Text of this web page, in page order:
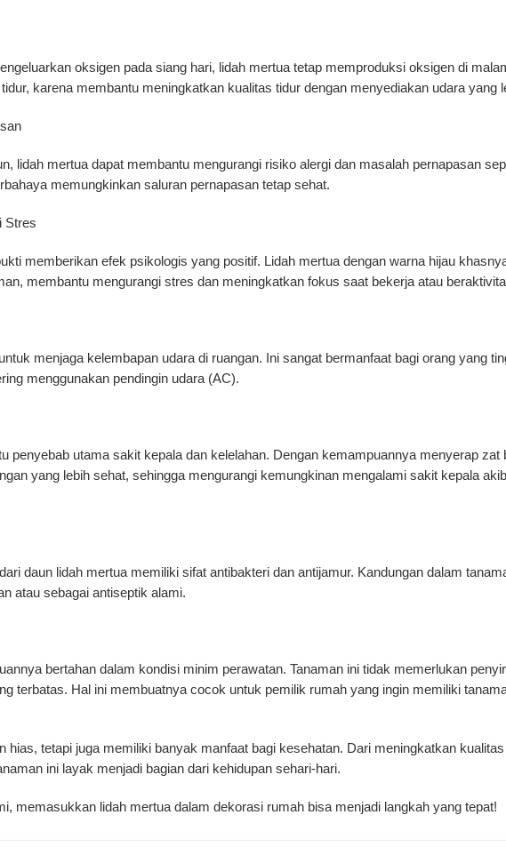
oksigen pada siang hari, lidah mertua tetap memproduksi oksigen di
karena membantu meningkatkan kualitas tidur dengan menyediakan udara yang
lidah mertua dapat membantu mengurangi risiko alergi dan masalah pernapasan
memungkinkan saluran pernapasan tetap sehat.
Stres
memberikan efek psikologis yang positif. Lidah mertua dengan warna hijau
membantu mengurangi stres dan meningkatkan fokus saat bekerja atau
menjaga kelembapan udara di ruangan. Ini sangat bermanfaat bagi orang yang
menggunakan pendingin udara (AC).
penyebab utama sakit kepala dan kelelahan. Dengan kemampuannya menyerap zat
yang lebih sehat, sehingga mengurangi kemungkinan mengalami sakit kepala
daun lidah mertua memiliki sifat antibakteri dan antijamur. Kandungan dalam
atau sebagai antiseptik alami.
bertahan dalam kondisi minim perawatan. Tanaman ini tidak memerlukan
terbatas. Hal ini membuatnya cocok untuk pemilik rumah yang ingin memiliki
hias, tetapi juga memiliki banyak manfaat bagi kesehatan. Dari meningkatkan
ini layak menjadi bagian dari kehidupan sehari-hari.
memasukkan lidah mertua dalam dekorasi rumah bisa menjadi langkah yang tepat!